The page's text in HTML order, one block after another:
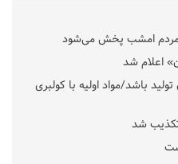
مردم امشب پخش می‌شود
اعلام شد
باشد/مواد اولیه با کولبری
تکذیب شد